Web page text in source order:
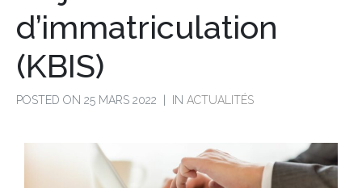
d’immatriculation
(KBIS)
POSTED ON 25 MARS 2022 IN ACTUALITÉS